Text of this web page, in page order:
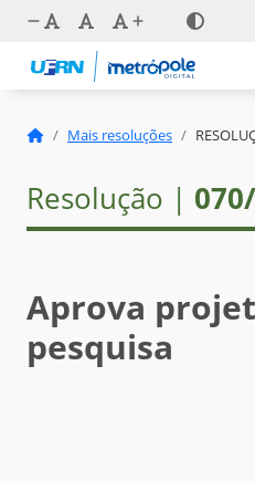
Mais resoluções
Resolução |
Aprova
pesquisa